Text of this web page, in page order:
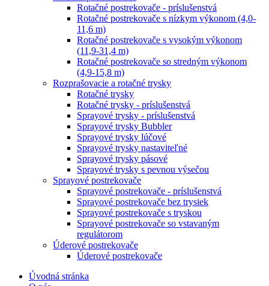
Rotačné postrekovače - príslušenstvá
Rotačné postrekovače s nízkym výkonom (4,0-
11,6 m)
Rotačné postrekovače s vysokým výkonom
(11,9-31,4 m)
Rotačné postrekovače so stredným výkonom
(4,9-15,8 m)
Rozprašovacie a rotačné trysky
Rotačné trysky
Rotačné trysky - príslušenstvá
Sprayové trysky - príslušenstvá
Sprayové trysky Bubbler
Sprayové trysky lúčové
Sprayové trysky nastaviteľné
Sprayové trysky pásové
Sprayové trysky s pevnou výsečou
Sprayové postrekovače
Sprayové postrekovače - príslušenstvá
Sprayové postrekovače bez trysiek
Sprayové postrekovače s tryskou
Sprayové postrekovače so vstavaným
regulátorom
Úderové postrekovače
Úderové postrekovače
Úvodná stránka